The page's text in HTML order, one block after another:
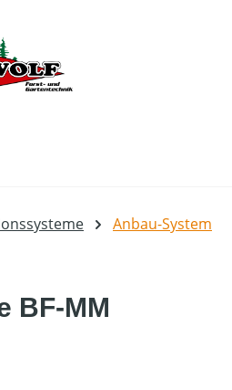
Anbau-System
BF-MM